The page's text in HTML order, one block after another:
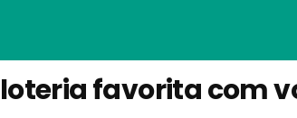
favorita com